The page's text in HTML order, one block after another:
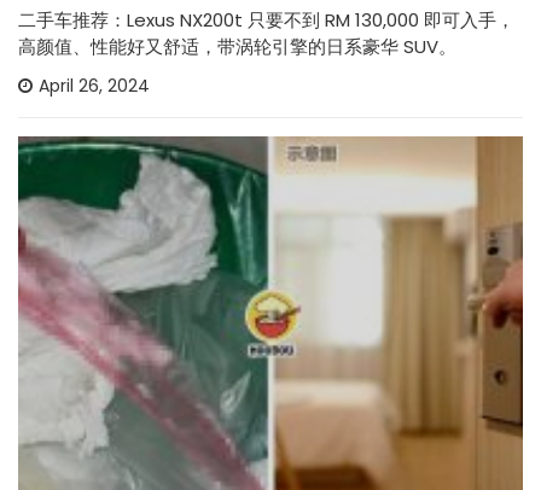
二手车推荐：Lexus NX200t 只要不到 RM 130,000 即可入手，
高颜值、性能好又舒适，带涡轮引擎的日系豪华 SUV。
April 26, 2024